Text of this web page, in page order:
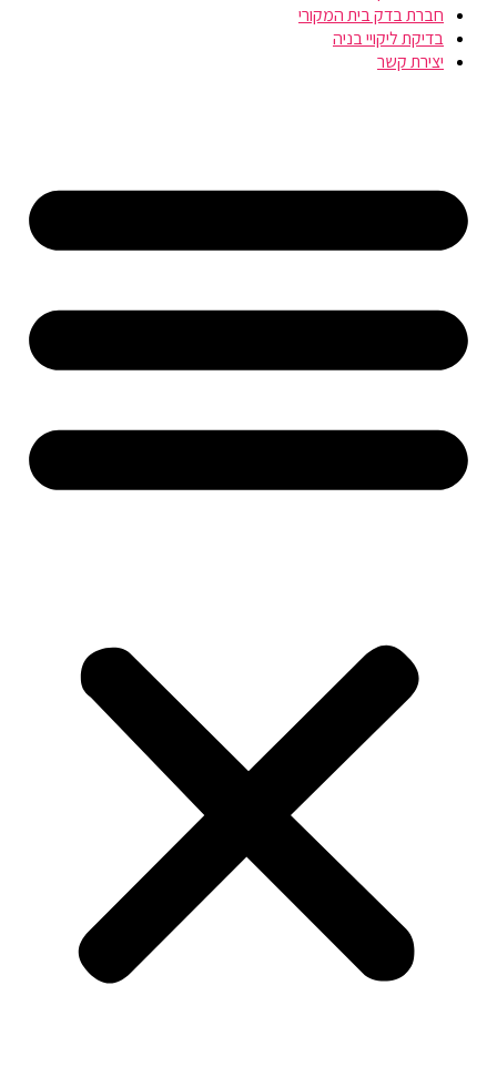
חברת בדק בית המקורי
בדיקת ליקויי בניה
יצירת קשר